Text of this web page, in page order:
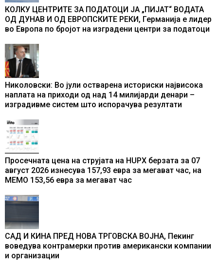
КОЛКУ ЦЕНТРИТЕ ЗА ПОДАТОЦИ ЈА „ПИЈАТ“ ВОДАТА
ОД ДУНАВ И ОД ЕВРОПСКИТЕ РЕКИ, Германија е лидер
во Европа по бројот на изградени центри за податоци
Николовски: Во јули остварена историски највисока
наплата на приходи од над 14 милијарди денари –
изградивме систем што испорачува резултати
Просечната цена на струјата на HUPX берзата за 07
август 2026 изнесува 157,93 евра за мегават час, на
МЕМО 153,56 евра за мегават час
САД И КИНА ПРЕД НОВА ТРГОВСКА ВОЈНА, Пекинг
воведува контрамерки против американски компании
и организации